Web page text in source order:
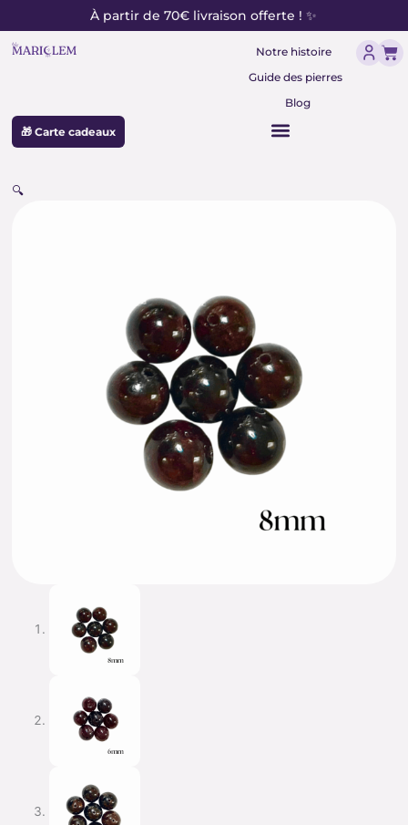
au
contenu
À partir de 70€ livraison offerte ! ✨
Notre histoire
Guide des pierres
Blog
🎁 Carte cadeaux
🔍